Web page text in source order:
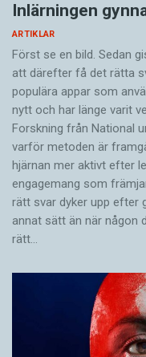
Inlärningen
ARTIKLAR
Först se en bild. Sedan
att därefter få det rätta
populära appar som
nytt och har länge varit
Forskning från National
varför metoden är
hjärnan mer aktivt ­efter
engagemang som
rätt svar dyker upp efter
annat sätt än när någon
rätt…